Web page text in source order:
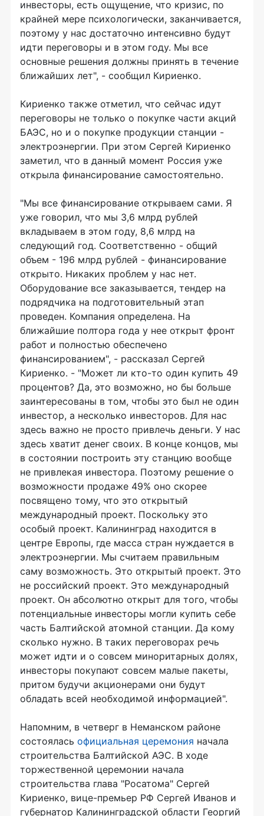
инвесторы, есть ощущение, что кризис, по
крайней мере психологически, заканчивается,
поэтому у нас достаточно интенсивно будут
идти переговоры и в этом году. Мы все
основные решения должны принять в течение
ближайших лет", - сообщил Кириенко.
Кириенко также отметил, что сейчас идут
переговоры не только о покупке части акций
БАЭС, но и о покупке продукции станции -
электроэнергии. При этом Сергей Кириенко
заметил, что в данный момент Россия уже
открыла финансирование самостоятельно.
"Мы все финансирование открываем сами. Я
уже говорил, что мы 3,6 млрд рублей
вкладываем в этом году, 8,6 млрд на
следующий год. Соответственно - общий
объем - 196 млрд рублей - финансирование
открыто. Никаких проблем у нас нет.
Оборудование все заказывается, тендер на
подрядчика на подготовительный этап
проведен. Компания определена. На
ближайшие полтора года у нее открыт фронт
работ и полностью обеспечено
финансированием", - рассказал Сергей
Кириенко. - "Может ли кто-то один купить 49
процентов? Да, это возможно, но бы больше
заинтересованы в том, чтобы это был не один
инвестор, а несколько инвесторов. Для нас
здесь важно не просто привлечь деньги. У нас
здесь хватит денег своих. В конце концов, мы
в состоянии построить эту станцию вообще
не привлекая инвестора. Поэтому решение о
возможности продаже 49% оно скорее
посвящено тому, что это открытый
международный проект. Поскольку это
особый проект. Калининград находится в
центре Европы, где масса стран нуждается в
электроэнергии. Мы считаем правильным
саму возможность. Это открытый проект. Это
не российский проект. Это международный
проект. Он абсолютно открыт для того, чтобы
потенциальные инвесторы могли купить себе
часть Балтийской атомной станции. Да кому
сколько нужно. В таких переговорах речь
может идти и о совсем миноритарных долях,
инвесторы покупают совсем малые пакеты,
притом будучи акционерами они будут
обладать всей необходимой информацией".
Напомним, в четверг в Неманском районе
состоялась официальная церемония начала
строительства Балтийской АЭС. В ходе
торжественной церемонии начала
строительства глава "Росатома" Сергей
Кириенко, вице-премьер РФ Сергей Иванов и
губернатор Калининградской области Георгий